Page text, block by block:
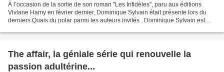
À l’occasion de la sortie de son roman "Les Infidèles", paru aux éditions
Viviane Hamy en février dernier, Dominique Sylvain était présente lors du
derniers Quais du polar parmi les auteurs invités . Dominique Sylvain est
The affair, la géniale série qui renouvelle la
passion adultérine...